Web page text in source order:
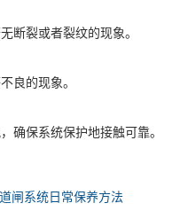
断裂或者裂纹的现象。
良的现象。
确保系统保护地接触可靠。
闸系统日常保养方法